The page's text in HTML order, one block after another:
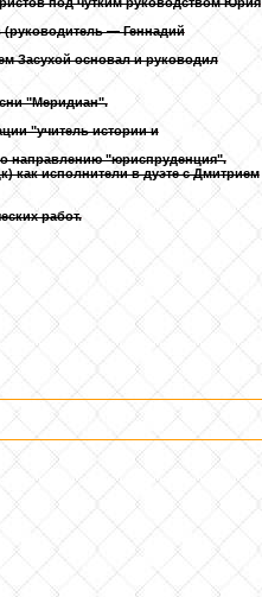
(руководитель — Геннадий
Засухой основал и руководил
"Меридиан".
"учитель истории и
направлению "юриспруденция".
как исполнители в дуэте с Дмитрием
работ.